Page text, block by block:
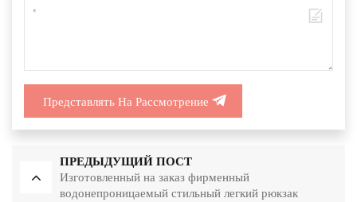
Представлять На Рассмотрение
ПРЕДЫДУЩИЙ ПОСТ
Изготовленный на заказ фирменный
водонепроницаемый стильный легкий рюкзак